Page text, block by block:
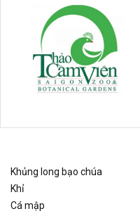
Khủng long bạo chúa
Khỉ
Cá mập